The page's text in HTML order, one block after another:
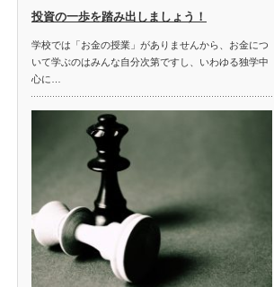
投資の一歩を踏み出しましょう！
学校では「お金の授業」がありませんから、お金につ
いて学ぶのはみんな自分次第ですし、いわゆる独学中
心に…